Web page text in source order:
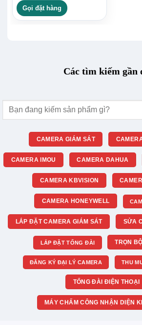
Gọi đặt hàng
Các tìm kiếm gần
Tìm
CAMERA GIÁM SÁT
CAMERA IMOU CAMERA DAHUA
CAMERA KBVISION
CAMERA HONEYWELL
LẮP ĐẶT CAMERA GIÁM SÁT SỬA
LẮP ĐẶT TỔNG ĐÀI TRỌN
ĐĂNG KÝ ĐẠI LÝ CAMERA THU
TỔNG ĐÀI ĐIỆN THOẠI
MÁY CHẤM CÔNG NHẬN DIỆN